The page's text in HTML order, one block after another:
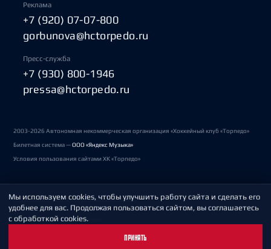
Реклама
+7 (920) 07-07-800
gorbunova@hctorpedo.ru
Пресс-служба
+7 (930) 800-1946
pressa@hctorpedo.ru
2003-2026 Автономная некоммерческая организация «Хоккейный клуб «Торпедо»
Билетная система —ООО «Яндекс Музыка»
Условия пользования сайтами ХК «Торпедо»
Политика обработки персональных данных
Пользовательское соглашение
Мы используем cookies, чтобы улучшить работу сайта и сделать его
удобнее для вас. Продолжая пользоваться сайтом, вы соглашаетесь
с обработкой cookies.
ПРИНЯТЬ